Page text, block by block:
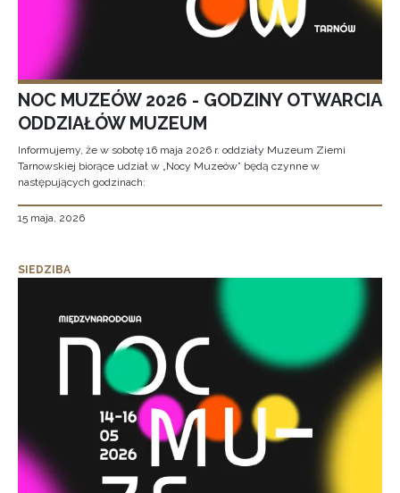
NOC MUZEÓW 2026 - GODZINY OTWARCIA
ODDZIAŁÓW MUZEUM
Informujemy, że w sobotę 16 maja 2026 r. oddziały Muzeum Ziemi
Tarnowskiej biorące udział w „Nocy Muzeów” będą czynne w
następujących godzinach:
15 maja, 2026
SIEDZIBA